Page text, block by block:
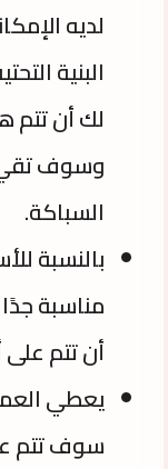
لديه
البنية
لك أن
وسوف
السباكة.
بالنسبة
مناسبة
أن تتم
يعطي
سوف تتم